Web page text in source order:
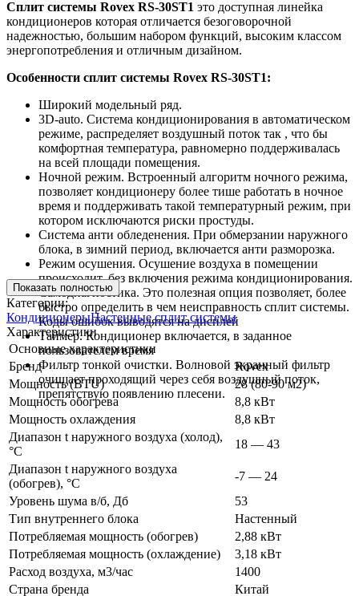
Сплит системы Rovex RS-30ST1 это доступная линейка
кондиционеров которая отличается безоговорочной
надежностью, большим набором функций, высоким классом
энергопотребления и отличным дизайном.
Особенности сплит системы Rovex RS-30ST1:
Широкий модельный ряд.
3D-auto. Система кондиционирования в автоматическом
режиме, распределяет воздушный поток так , что бы
комфортная температура, равномерно поддерживалась
на всей площади помещения.
Ночной режим. Встроенный алгоритм ночного режима,
позволяет кондиционеру более тише работать в ночное
время и поддерживать такой температурный режим, при
котором исключаются риски простуды.
Система анти обледенения. При обмерзании наружного
блока, в зимний период, включается анти разморозка.
Режим осушения. Осушение воздуха в помещении
происходит, без включения режима кондиционирования.
Самодиагностика. Это полезная опция позволяет, более
быстро определить в чем неисправность сплит системы.
Коды ошибок выводятся на дисплей
Таймер. Кондиционер включается, в заданное
пользователем время
Фильтр тонкой очистки. Волновой экранный фильтр
очищает проходящий через себя воздушный поток,
препятствую появлению плесени.
Показать полностью
Категории:
КондиционерыНастенные сплит системы
Характеристики
Основные характеристики
Бренд
Rovex
Мощность (BTU)
28 (80-90 м2)
Мощность обогрева
8,8 кВт
Мощность охлаждения
8,8 кВт
Диапазон t наружного воздуха (холод),
°C
18 — 43
Диапазон t наружного воздуха
(обогрев), °C
-7 — 24
Уровень шума в/б, Дб
53
Тип внутреннего блока
Настенный
Потребляемая мощность (обогрев)
2,88 кВт
Потребляемая мощность (охлаждение)
3,18 кВт
Расход воздуха, м3/час
1400
Страна бренда
Китай